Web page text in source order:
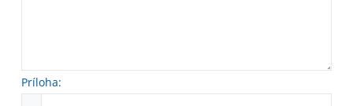
Príloha: